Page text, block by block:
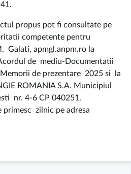
propus pot fi consultate pe
competente pentru
Galati, apmgl.anpm.ro la
de mediu-Documentatii
de prezentare 2025 si la
ROMANIA S.A. Municipiul
nr. 4-6 CP 040251.
zilnic pe adresa